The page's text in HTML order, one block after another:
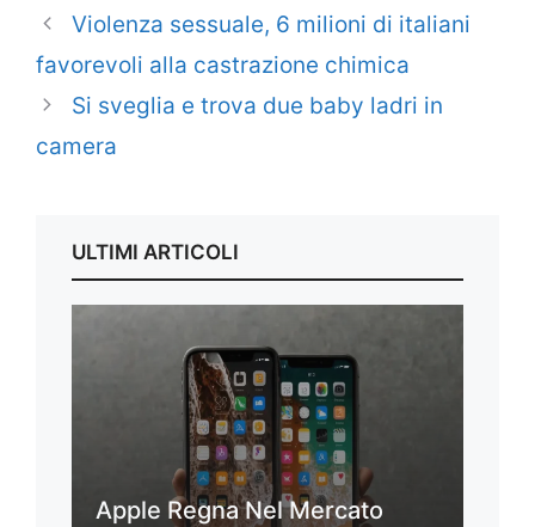
Violenza sessuale, 6 milioni di italiani
favorevoli alla castrazione chimica
Si sveglia e trova due baby ladri in
camera
ULTIMI ARTICOLI
Apple Regna Nel Mercato